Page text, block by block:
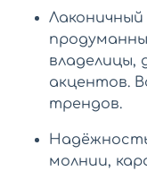
владелицы,
акцентов.
трендов.
молнии,